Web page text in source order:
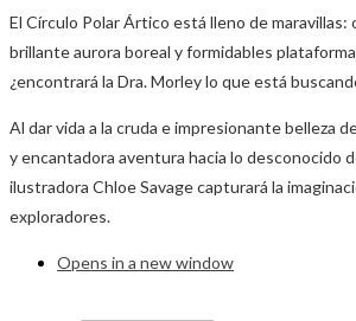
El Círculo Polar Ártico está lleno de maravillas:
brillante aurora boreal y formidables
¿encontrará la Dra. Morley lo que está
Al dar vida a la cruda e impresionante belleza
y encantadora aventura hacia lo desconocido
ilustradora Chloe Savage capturará la
exploradores.
Opens in a new window